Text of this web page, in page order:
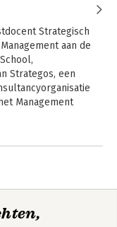
Strategisch
aan de
Strategos, een
Management
en 'Leading the
Street Journal en
Hamel